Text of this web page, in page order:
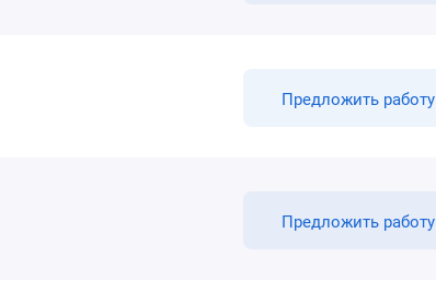
Предложить работу
Предложить работу